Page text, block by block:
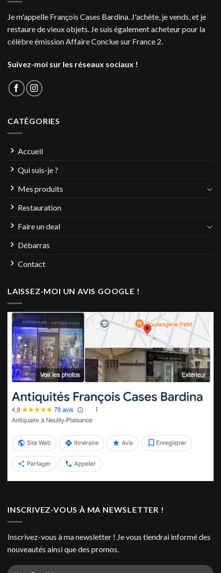
Je m'appelle François Cases Bardina. J'achète, je vends, et je
restaure de vieux objets. Je suis également acheteur pour la
célèbre émission Affaire Conclue sur France 2.
Suivez-moi sur les réseaux sociaux !
CATÉGORIES
Accueil
Qui suis-je ?
Mes produits
Restauration
Faire un deal
Débarras
Contact
LAISSEZ-MOI UN AVIS GOOGLE !
INSCRIVEZ-VOUS À MA NEWSLETTER !
Inscrivez-vous à ma newsletter ! Je vous tiendrai informé des
nouveautés ainsi que des promos.